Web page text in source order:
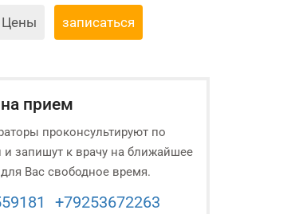
Цены записаться
прием
проконсультируют по
и запишут к врачу на ближайшее
Вас свободное время.
+79253672263